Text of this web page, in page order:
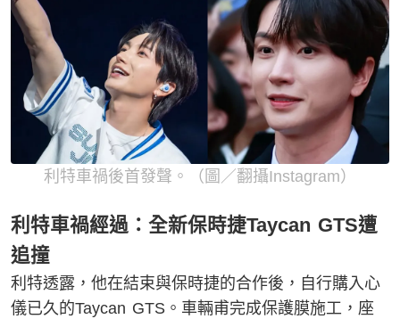
利特車禍後首發聲。（圖／翻攝Instagram）
利特車禍經過：全新保時捷Taycan GTS遭
追撞
利特透露，他在結束與保時捷的合作後，自行購入心
儀已久的Taycan GTS。車輛甫完成保護膜施工，座